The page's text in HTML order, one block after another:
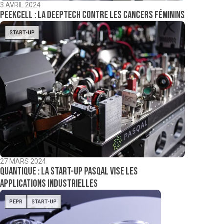
3 AVRIL 2024
PeekCell : la deeptech contre les cancers féminins
START-UP
27 MARS 2024
Quantique : la start-up Pasqal vise les
applications industrielles
PEPR START-UP